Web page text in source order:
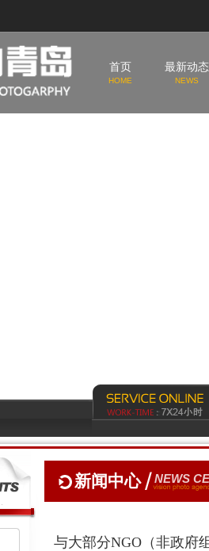
首页
HOME
最新动态
NEWS
新闻中心 NEWS
与大部分NGO（非政府